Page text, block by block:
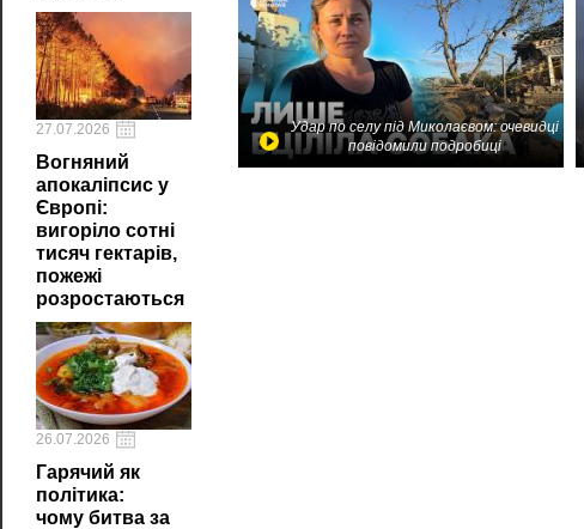
27.07.2026
Вогняний
апокаліпсис у
Європі:
вигоріло сотні
тисяч гектарів,
пожежі
розростаються
26.07.2026
Гарячий як
політика:
чому битва за
Удар по селу під Миколаєвом: очевидці
повідомили подробиці